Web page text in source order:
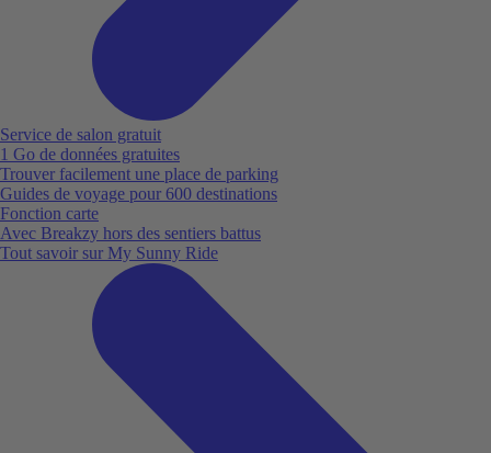
Service de salon gratuit
1 Go de données gratuites
Trouver facilement une place de parking
Guides de voyage pour 600 destinations
Fonction carte
Avec Breakzy hors des sentiers battus
Tout savoir sur My Sunny Ride